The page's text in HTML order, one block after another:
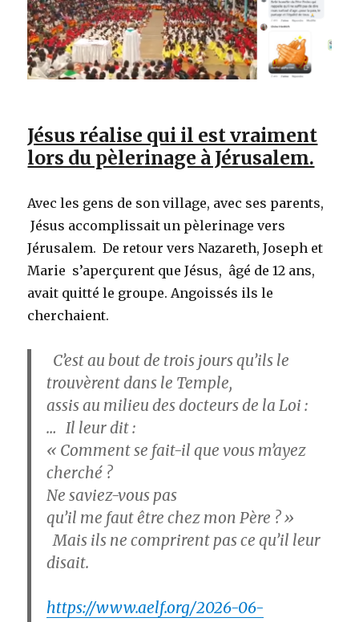
Jésus réalise qui il est vraiment
lors du pèlerinage à Jérusalem.
Avec les gens de son village, avec ses parents,
Jésus accomplissait un pèlerinage vers
Jérusalem. De retour vers Nazareth, Joseph et
Marie s’aperçurent que Jésus, âgé de 12 ans,
avait quitté le groupe. Angoissés ils le
cherchaient.
C’est au bout de trois jours qu’ils le
trouvèrent dans le Temple,
assis au milieu des docteurs de la Loi :
… Il leur dit :
« Comment se fait-il que vous m’ayez
cherché ?
Ne saviez-vous pas
qu’il me faut être chez mon Père ? »
Mais ils ne comprirent pas ce qu’il leur
disait.
https://www.aelf.org/2026-06-